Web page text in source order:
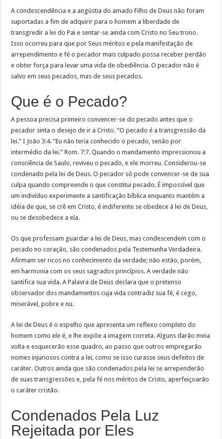
A condescendência e a angústia do amado Filho de Deus não foram
suportadas a fim de adquirir para o homem a liberdade de
transgredir a lei do Pai e sentar-se ainda com Cristo no Seu trono.
Isso ocorreu para que por Seus méritos e pela manifestação de
arrependimento e fé o pecador mais culpado possa receber perdão
e obter força para levar uma vida de obediência. O pecador não é
salvo em seus pecados, mas de seus pecados.
Que é o Pecado?
A pessoa precisa primeiro convencer-se do pecado antes que o
pecador sinta o desejo de ir a Cristo. “O pecado é a transgressão da
lei.” I João 3:4. “Eu não teria conhecido o pecado, senão por
intermédio da lei.” Rom. 7:7. Quando o mandamento impressionou a
consciência de Saulo, reviveu o pecado, e ele morreu. Considerou-se
condenado pela lei de Deus. O pecador só pode convencer-se de sua
culpa quando compreende o que constitui pecado. É impossível que
um indivíduo experimente a santificação bíblica enquanto mantém a
idéia de que, se crê em Cristo, é indiferente se obedece à lei de Deus,
ou se desobedece a ela.
Os que professam guardar a lei de Deus, mas condescendem com o
pecado no coração, são condenados pela Testemunha Verdadeira.
Afirmam ser ricos no conhecimento da verdade; não estão, porém,
em harmonia com os seus sagrados princípios. A verdade não
santifica sua vida. A Palavra de Deus declara que o pretenso
observador dos mandamentos cuja vida contradiz sua fé, é cego,
miserável, pobre e nu.
A lei de Deus é o espelho que apresenta um reflexo completo do
homem como ele é, e lhe expõe a imagem correta. Alguns darão meia
volta e esquecerão esse quadro, ao passo que outros empregarão
nomes injuriosos contra a lei, como se isso curasse seus defeitos de
caráter. Outros ainda que são condenados pela lei se arrependerão
de suas transgressões e, pela fé nos méritos de Cristo, aperfeiçoarão
o caráter cristão.
Condenados Pela Luz
Rejeitada por Eles